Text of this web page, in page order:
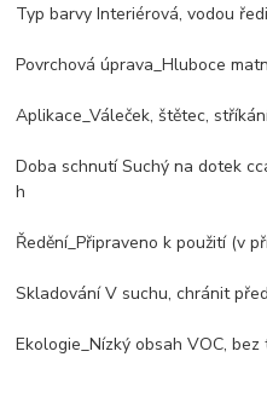
Typ barvy Interiérová, vodou
Povrchová úprava_Hluboce
Aplikace_Váleček, štětec,
Doba schnutí Suchý na dotek
h
Ředění_Připraveno k použití (v
Skladování V suchu, chránit
Ekologie_Nízký obsah VOC, bez